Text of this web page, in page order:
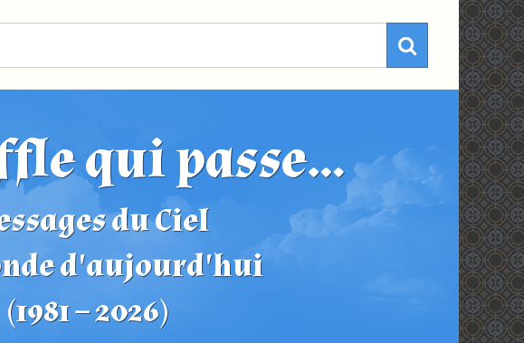
qui passe...
du Ciel
d'aujourd'hui
(1981 – 2026)